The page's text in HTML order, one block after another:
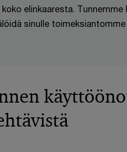
elinkaaresta. Tunnemme
sinulle